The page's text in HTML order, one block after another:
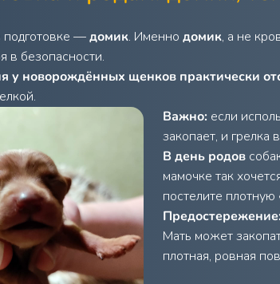
—домик. Именно домик, а не
в безопасности.
у новорождённых щенков практически
Важно: если
закопает, и грелка
В день родов
мамочке так
постелите
Предостережение:
Мать может
плотная, ровная